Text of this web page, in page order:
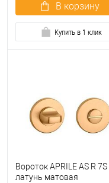
В корзину
Купить в 1 клик
Вороток APRILE AS R 7S
латунь матовая